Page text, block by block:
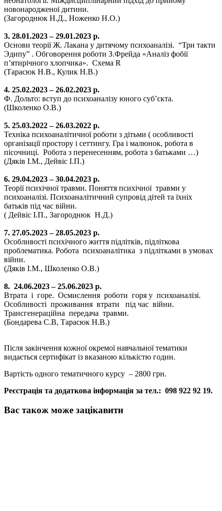
новонародженої дитини.
(Загороднюк Н.Д., Ноженко Н.О.)
3. 28.01.2023 – 29.01.2023 р.
Основи теорії Ж. Лакана у дитячому психоаналізі. “Три такти
Эдипу” . Обговорення роботи З.Фрейда «Аналіз фобії
п’ятирічного хлопчика». Схема R
(Тарасюк Н.В., Кулик Н.В.)
4. 25.02.2023 – 26.02.2023 р.
Ф. Дольто: вступ до психоаналізу юного суб’єкта.
(Школенко О.В.)
5. 25.03.2022 – 26.03.2022 р.
Техніка психоаналітичної роботи з дітьми ( особливості
організації простору і сеттингу. Гра і малюнок, робота в
пісочниці. Робота з перенесенням, робота з батьками …)
(Дяків І.М., Дейвіс І.П.)
6. 29.04.2023 – 30.04.2023 р.
Теорії психічної травми. Поняття психічної травми у
психоаналізі. Психоаналітичний супровід дітей та їхніх
батьків під час війни.
( Дейвіс І.П., Загороднюк Н.Д.)
7. 27.05.2023 – 28.05.2023 р.
Особливості психічного життя підлітків, підліткова
проблематика. Робота психоаналітика з підлітками в умовах
війни.
(Дяків І.М., Школенко О.В.)
8. 24.06.2023 – 25.06.2023 р.
Втрата і горе. Осмислення роботи горя у психоаналізі.
Особливості проживання втрати під час війни.
Трансгенераційна передача травми.
(Бондарева С.В, Тарасюк Н.В.)
Після закінчення кожної окремої навчальної тематики
видається сертифікат із вказаною кількістю годин.
Вартість одного тематичного курсу – 2800 грн.
Реєстрація та додаткова інформація за тел.: 098 922 92 19.
Вас також може зацікавити